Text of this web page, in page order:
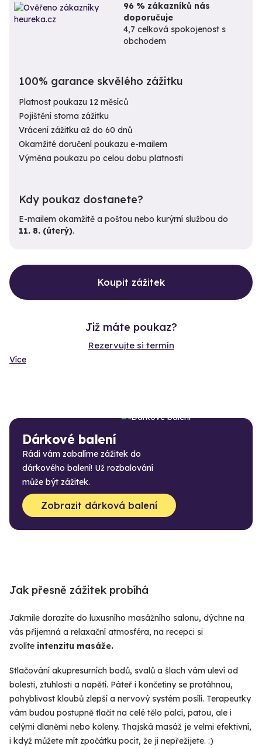
96 % zákazníků nás
doporučuje
4,7 celková spokojenost s
obchodem
100% garance skvělého zážitku
Platnost poukazu 12 měsíců
Pojištění storna zážitku
Vrácení zážitku až do 60 dnů
Okamžité doručení poukazu e-mailem
Výměna poukazu po celou dobu platnosti
Kdy poukaz dostanete?
E-mailem okamžitě a poštou nebo kurýrní službou do
11. 8. (úterý).
Koupit zážitek
Již máte poukaz?
Rezervujte si termín
Více
Dárkové balení
Rádi vám zabalíme zážitek do
dárkového balení! Už rozbalování
může být zážitek.
Zobrazit dárková balení
Jak přesně zážitek probíhá
Jakmile dorazíte do luxusního masážního salonu, dýchne na
vás příjemná a relaxační atmosféra, na recepci si
zvolíte intenzitu masáže.
Stlačování akupresurních bodů, svalů a šlach vám uleví od
bolesti, ztuhlosti a napětí. Páteř i končetiny se protáhnou,
pohyblivost kloubů zlepší a nervový systém posílí. Terapeutky
vám budou postupně tlačit na celé tělo palci, patou, ale i
celými dlaněmi nebo koleny. Thajská masáž je velmi efektivní,
i když můžete mít zpočátku pocit, že ji nepřežijete. :)